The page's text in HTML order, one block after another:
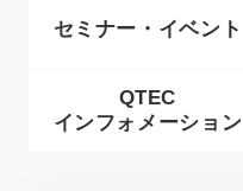
JA
セミナー・イベント
QTEC
インフォメーション